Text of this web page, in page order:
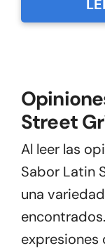
Street
Al leer las
Sabor Latin
una